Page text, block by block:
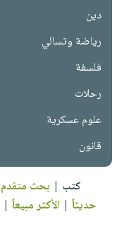
دين
رياضة وتسالي
فلسفة
رحلات
علوم عسكرية
قانون
كتب | بحث متقدم
حديثاً |الأكثر مبيعاً |